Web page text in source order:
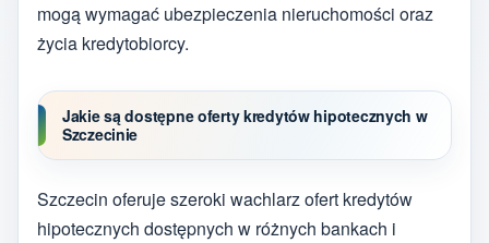
mogą wymagać ubezpieczenia nieruchomości oraz
życia kredytobiorcy.
Jakie są dostępne oferty kredytów hipotecznych w
Szczecinie
Szczecin oferuje szeroki wachlarz ofert kredytów
hipotecznych dostępnych w różnych bankach i